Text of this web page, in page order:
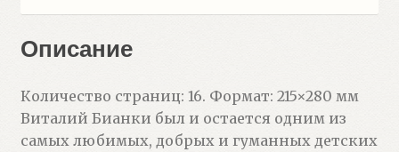
Описание
Количество страниц: 16. Формат: 215×280 мм
Виталий Бианки был и остается одним из
самых любимых, добрых и гуманных детских